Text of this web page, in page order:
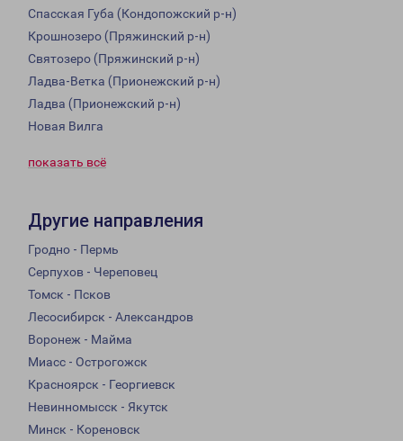
Спасская Губа (Кондопожский р-н)
Крошнозеро (Пряжинский р-н)
Святозеро (Пряжинский р-н)
Ладва-Ветка (Прионежский р-н)
Ладва (Прионежский р-н)
Новая Вилга
показать всё
Другие направления
Гродно - Пермь
Серпухов - Череповец
Томск - Псков
Лесосибирск - Александров
Воронеж - Майма
Миасс - Острогожск
Красноярск - Георгиевск
Невинномысск - Якутск
Минск - Кореновск